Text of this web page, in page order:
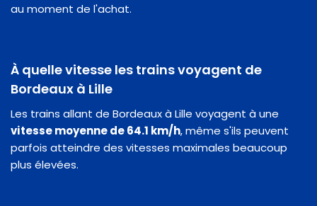
au moment de l'achat.
À quelle vitesse les trains voyagent de
Bordeaux à Lille
Les trains allant de Bordeaux à Lille voyagent à une
vitesse moyenne de 64.1 km/h, même s'ils peuvent
parfois atteindre des vitesses maximales beaucoup
plus élevées.